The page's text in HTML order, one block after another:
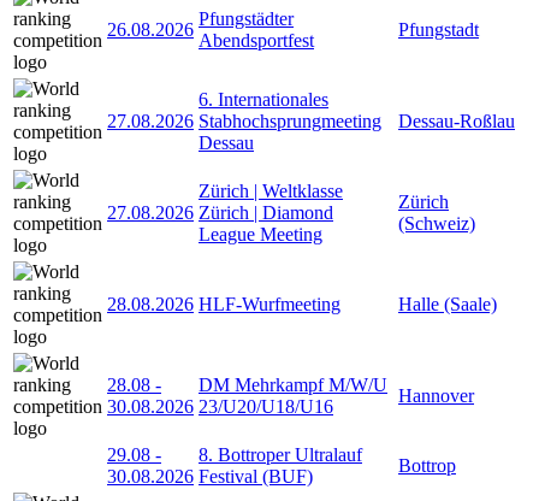
26.08.2026
Pfungstädter
Abendsportfest
Pfungstadt
27.08.2026
6. Internationales
Stabhochsprungmeeting
Dessau
Dessau-Roßlau
27.08.2026
Zürich | Weltklasse
Zürich | Diamond
League Meeting
Zürich
(Schweiz)
28.08.2026 HLF-Wurfmeeting Halle (Saale)
28.08 -
30.08.2026
DM Mehrkampf M/W/U
23/U20/U18/U16
Hannover
29.08 -
30.08.2026
8. Bottroper Ultralauf
Festival (BUF)
Bottrop